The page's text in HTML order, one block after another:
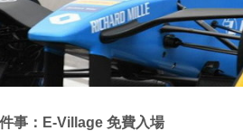
事：E-Village 免費入場